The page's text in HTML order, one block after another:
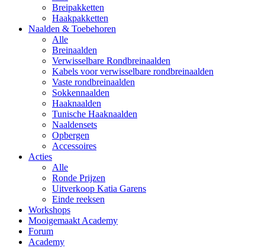
Breipakketten
Haakpakketten
Naalden & Toebehoren
Alle
Breinaalden
Verwisselbare Rondbreinaalden
Kabels voor verwisselbare rondbreinaalden
Vaste rondbreinaalden
Sokkennaalden
Haaknaalden
Tunische Haaknaalden
Naaldensets
Opbergen
Accessoires
Acties
Alle
Ronde Prijzen
Uitverkoop Katia Garens
Einde reeksen
Workshops
Mooigemaakt Academy
Forum
Academy